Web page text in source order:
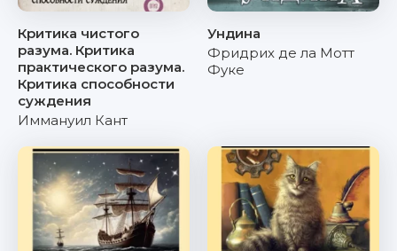
Критика чистого
разума. Критика
практического разума.
Критика способности
суждения
Иммануил Кант
Ундина
Фридрих де ла Мотт
Фуке